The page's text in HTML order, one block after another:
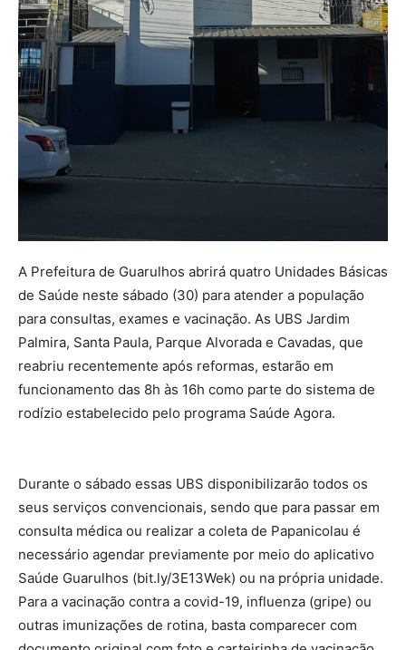
A Prefeitura de Guarulhos abrirá quatro Unidades Básicas
de Saúde neste sábado (30) para atender a população
para consultas, exames e vacinação. As UBS Jardim
Palmira, Santa Paula, Parque Alvorada e Cavadas, que
reabriu recentemente após reformas, estarão em
funcionamento das 8h às 16h como parte do sistema de
rodízio estabelecido pelo programa Saúde Agora.
Durante o sábado essas UBS disponibilizarão todos os
seus serviços convencionais, sendo que para passar em
consulta médica ou realizar a coleta de Papanicolau é
necessário agendar previamente por meio do aplicativo
Saúde Guarulhos (bit.ly/3E13Wek) ou na própria unidade.
Para a vacinação contra a covid-19, influenza (gripe) ou
outras imunizações de rotina, basta comparecer com